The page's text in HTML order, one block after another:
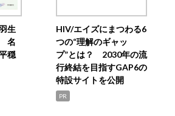
生
名
穏
HIV/エイズにまつわる6
つの“理解のギャッ
プ”とは？ 2030年の流
行終結を目指すGAP6の
特設サイトを公開
PR